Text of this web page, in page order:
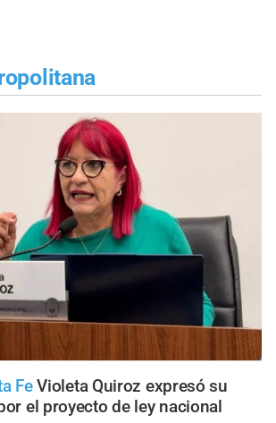
Fe Violeta Quiroz expresó su
el proyecto de ley nacional